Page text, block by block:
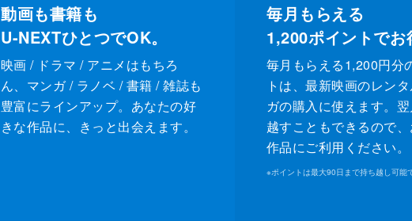
動画も書籍も
U-NEXTひとつでOK。
映画 / ドラマ / アニメはもちろ
ん、マンガ / ラノベ / 書籍 / 雑誌も
豊富にラインアップ。あなたの好
きな作品に、きっと出会えます。
毎月もらえる
1,200ポイントでお
毎月もらえる1,200円分
トは、最新映画のレン
ガの購入に使えます。
越すこともできるので
作品にご利用ください。
※ポイントは最大90日まで持ち越し可能